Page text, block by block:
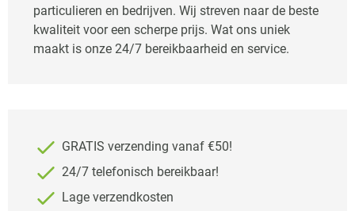
particulieren en bedrijven. Wij streven naar de beste
kwaliteit voor een scherpe prijs. Wat ons uniek
maakt is onze 24/7 bereikbaarheid en service.
GRATIS verzending vanaf €50!
24/7 telefonisch bereikbaar!
Lage verzendkosten